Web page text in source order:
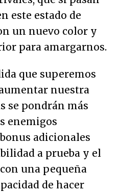
este estado de
un nuevo color y
para amargarnos.
que superemos
nuestra
se pondrán más
enemigos
adicionales
a prueba y el
una pequeña
de hacer